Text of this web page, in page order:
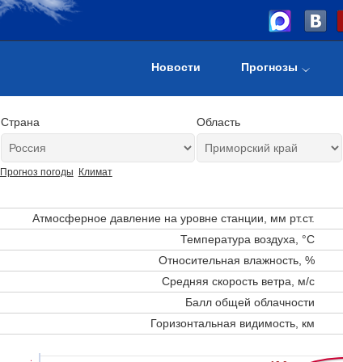
Новости Прогнозы
Страна Область
Прогноз погоды Климат
Атмосферное давление на уровне станции, мм рт.ст.
Температура воздуха, °C
Относительная влажность, %
Средняя скорость ветра, м/с
Балл общей облачности
Горизонтальная видимость, км